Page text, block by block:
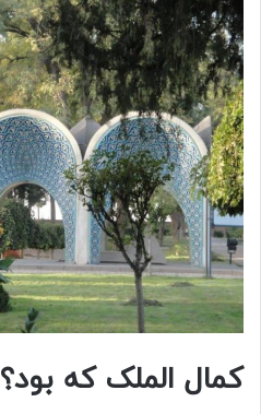
کمال الملک که بود؟